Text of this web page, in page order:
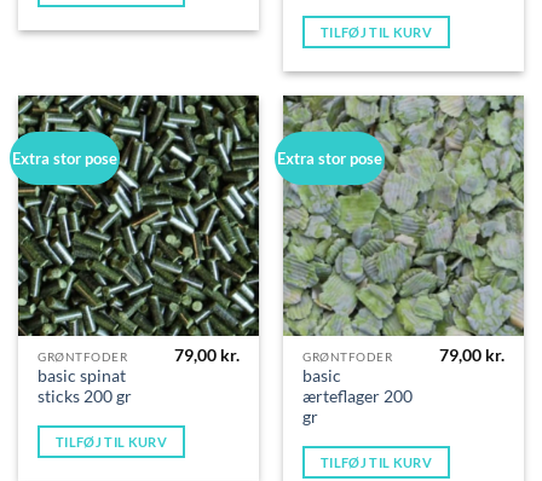
TILFØJ TIL KURV
Extra stor pose
GRØNTFODER
basic spinat
sticks 200 gr
79,00 kr.
TILFØJ TIL KURV
Extra stor pose
GRØNTFODER
basic
ærteflager 200
gr
79,00 kr.
TILFØJ TIL KURV